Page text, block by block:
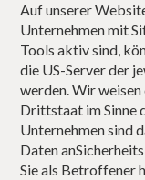
Auf unserer
Unternehmen mit
Tools aktiv sind,
die US-Server der
werden. Wir weisen
Drittstaat im Sinne
Unternehmen sind
Daten
Sie als Betroffener